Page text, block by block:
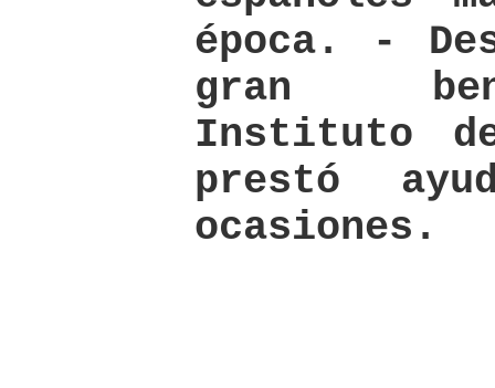
época. -
gran
Instituto
prestó
ocasiones.